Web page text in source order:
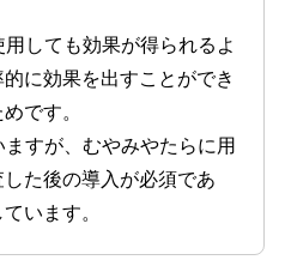
しても効果が得られるよ
に効果を出すことができ
です。
すが、むやみやたらに用
た後の導入が必須であ
います。